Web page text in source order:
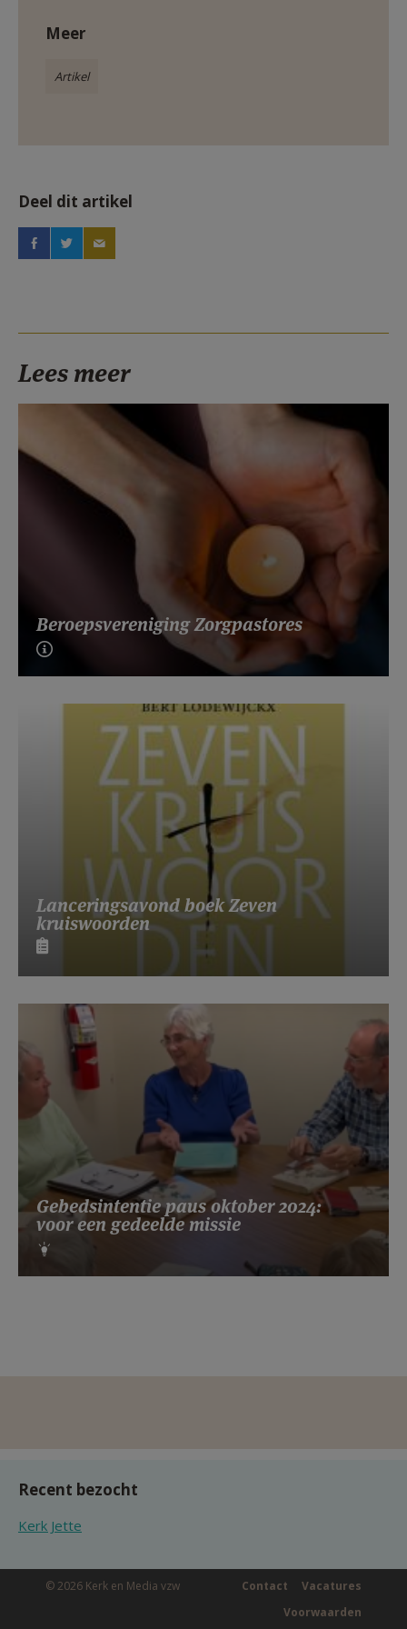
Meer
Artikel
Deel dit artikel
Lees meer
Beroepsvereniging Zorgpastores
Lanceringsavond boek Zeven
kruiswoorden
Gebedsintentie paus oktober 2024:
voor een gedeelde missie
Recent bezocht
Kerk Jette
© 2026 Kerk en Media vzw Vacatures
Contact
Voorwaarden